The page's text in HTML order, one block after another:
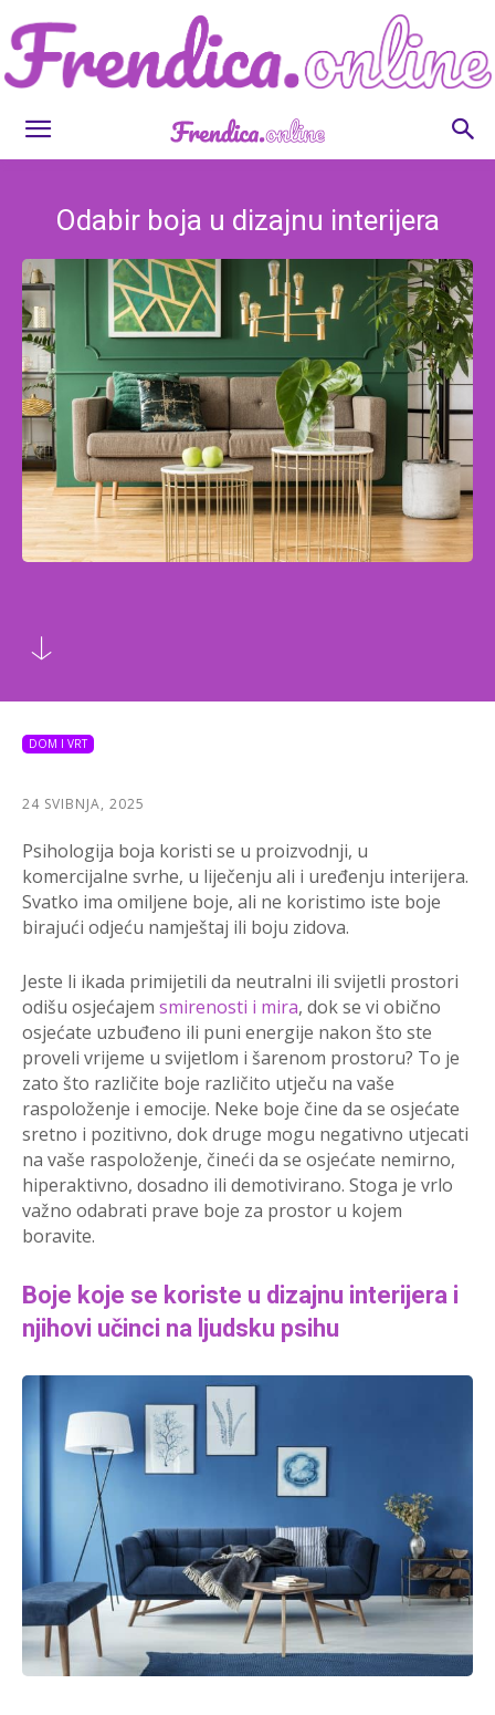
Frendica.online
Odabir boja u dizajnu interijera
DOM I VRT
24 SVIBNJA, 2025
Psihologija boja koristi se u proizvodnji, u
komercijalne svrhe, u liječenju ali i uređenju interijera.
Svatko ima omiljene boje, ali ne koristimo iste boje
birajući odjeću namještaj ili boju zidova.
Jeste li ikada primijetili da neutralni ili svijetli prostori
odišu osjećajem smirenosti i mira, dok se vi obično
osjećate uzbuđeno ili puni energije nakon što ste
proveli vrijeme u svijetlom i šarenom prostoru? To je
zato što različite boje različito utječu na vaše
raspoloženje i emocije. Neke boje čine da se osjećate
sretno i pozitivno, dok druge mogu negativno utjecati
na vaše raspoloženje, čineći da se osjećate nemirno,
hiperaktivno, dosadno ili demotivirano. Stoga je vrlo
važno odabrati prave boje za prostor u kojem
boravite.
Boje koje se koriste u dizajnu interijera i
njihovi učinci na ljudsku psihu